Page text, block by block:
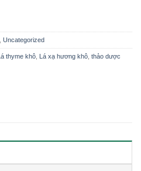
Uncategorized
Lá thyme khô Lá xạ hương khô thảo dược